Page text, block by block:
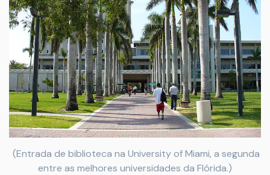
(Entrada de biblioteca na University of Miami, a segunda
entre as melhores universidades da Flórida.)